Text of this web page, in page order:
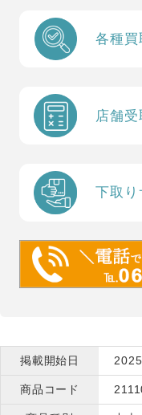
各種買
店舗受
下取り
掲載開始日
商品コード